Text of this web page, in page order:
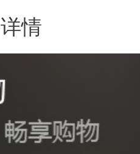
详情